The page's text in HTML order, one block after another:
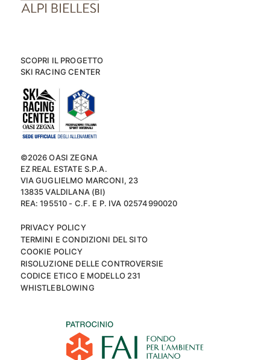
SCOPRI IL PROGETTO
SKI RACING CENTER
©2026 OASI ZEGNA
EZ REAL ESTATE S.P.A.
VIA GUGLIELMO MARCONI, 23
13835 VALDILANA (BI)
REA: 195510 - C.F. E P. IVA 02574990020
PRIVACY POLICY
TERMINI E CONDIZIONI DEL SITO
COOKIE POLICY
RISOLUZIONE DELLE CONTROVERSIE
CODICE ETICO E MODELLO 231
WHISTLEBLOWING